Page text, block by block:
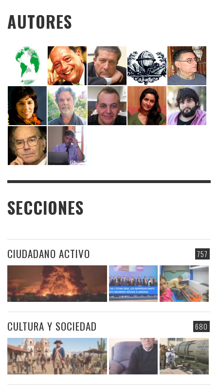
AUTORES
SECCIONES
757
CIUDADANO ACTIVO
680
CULTURA Y SOCIEDAD